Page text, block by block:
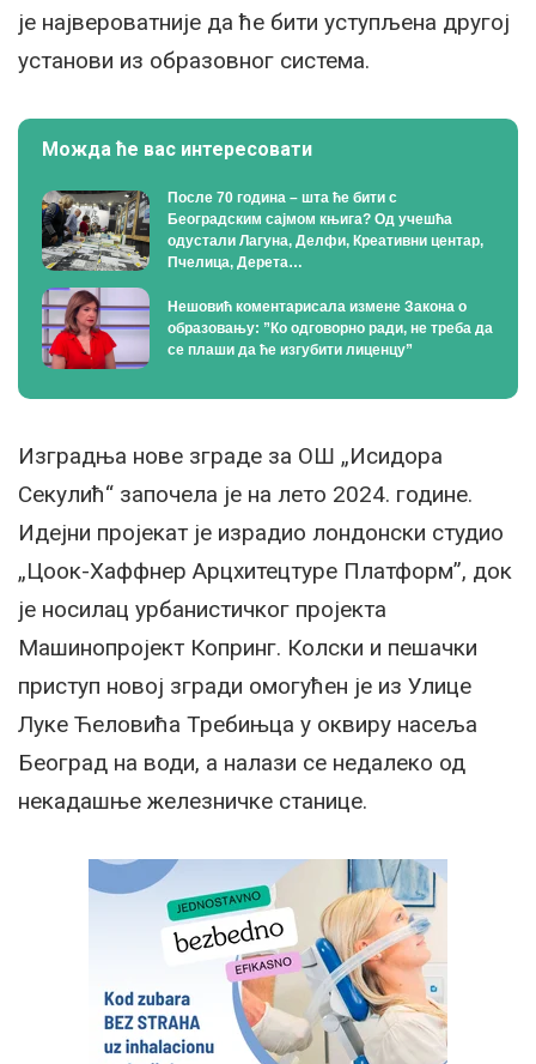
је највероватније да ће бити уступљена другој
установи из образовног система.
Можда ће вас интересовати
После 70 година – шта ће бити с
Београдским сајмом књига? Од учешћа
одустали Лагуна, Делфи, Креативни центар,
Пчелица, Дерета…
Нешовић коментарисала измене Закона о
образовању: ”Ко одговорно ради, не треба да
се плаши да ће изгубити лиценцу”
Изградња нове зграде за ОШ „Исидора
Секулић“ започела је на лето 2024. године.
Идејни пројекат је израдио лондонски студио
„Цоок-Хаффнер Арцхитецтуре Платформ”, док
је носилац урбанистичког пројекта
Машинопројект Копринг. Колски и пешачки
приступ новој згради омогућен је из Улице
Луке Ћеловића Требињца у оквиру насеља
Београд на води, а налази се недалеко од
некадашње железничке станице.